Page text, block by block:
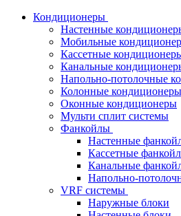
Кондиционеры
Настенные
Мобильные
Кассетные
Канальные
Напольно-потолочные
Колонные кондиционеры
Оконные кондиционеры
Мульти сплит системы
Фанкойлы
Настенные
Кассетные
Канальные
Напольно-
VRF системы
Наружные блоки